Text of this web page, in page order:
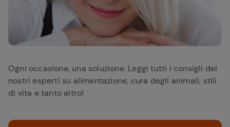
Ogni occasione, una soluzione. Leggi tutti i consigli dei
nostri esperti su alimentazione, cura degli animali, stili
di vita e tanto altro!